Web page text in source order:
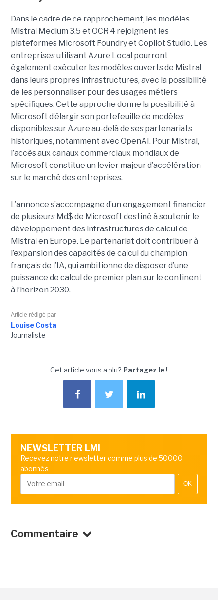
Dans le cadre de ce rapprochement, les modèles
Mistral Medium 3.5 et OCR 4 rejoignent les
plateformes Microsoft Foundry et Copilot Studio. Les
entreprises utilisant Azure Local pourront
également exécuter les modèles ouverts de Mistral
dans leurs propres infrastructures, avec la possibilité
de les personnaliser pour des usages métiers
spécifiques. Cette approche donne la possibilité à
Microsoft d’élargir son portefeuille de modèles
disponibles sur Azure au-delà de ses partenariats
historiques, notamment avec OpenAI. Pour Mistral,
l’accès aux canaux commerciaux mondiaux de
Microsoft constitue un levier majeur d’accélération
sur le marché des entreprises.
L’annonce s’accompagne d’un engagement financier
de plusieurs Md$ de Microsoft destiné à soutenir le
développement des infrastructures de calcul de
Mistral en Europe. Le partenariat doit contribuer à
l’expansion des capacités de calcul du champion
français de l’IA, qui ambitionne de disposer d’une
puissance de calcul de premier plan sur le continent
à l’horizon 2030.
Article rédigé par
Louise Costa
Journaliste
Cet article vous a plu? Partagez le !
NEWSLETTER LMI
Recevez notre newsletter comme plus de 50000
abonnés
OK
Commentaire